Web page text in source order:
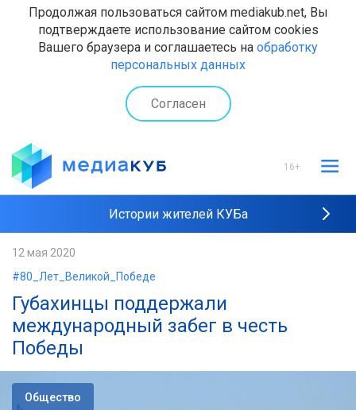
Продолжая пользоваться сайтом mediakub.net, Вы
подтверждаете использование сайтом cookies
Вашего браузера и соглашаетесь на обработку
персональных данных
Согласен
16+
Истории жителей КУБа
12 мая 2020
#80_Лет_Великой_Победе
Губахинцы поддержали
международный забег в честь
Победы
Общество